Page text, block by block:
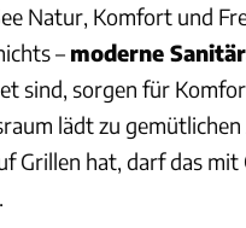
Natur, Komfort und
– moderne
sind, sorgen für
lädt zu gemütlichen
Grillen hat, darf das mit